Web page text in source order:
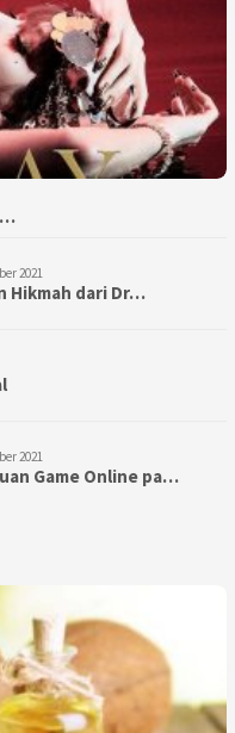
2021
Hikmah dari Dr…
2021
Game Online pa…